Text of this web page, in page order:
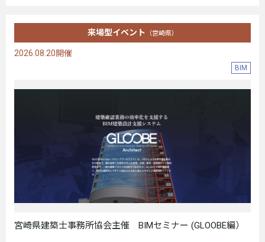
来場型イベント （宮崎県）
2026.08.20開催
BIM
宮崎県建築士事務所協会主催 BIMセミナー (GLOOBE編）